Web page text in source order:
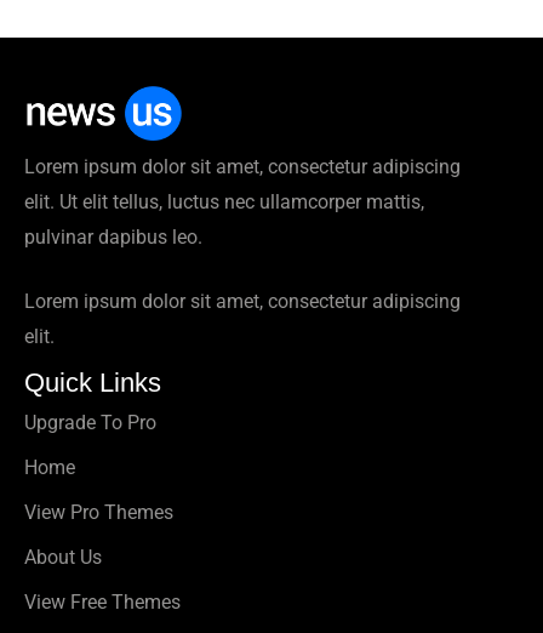
Lorem ipsum dolor sit amet, consectetur adipiscing
elit. Ut elit tellus, luctus nec ullamcorper mattis,
pulvinar dapibus leo.
Lorem ipsum dolor sit amet, consectetur adipiscing
elit.
Quick Links
Upgrade To Pro
Home
View Pro Themes
About Us
View Free Themes